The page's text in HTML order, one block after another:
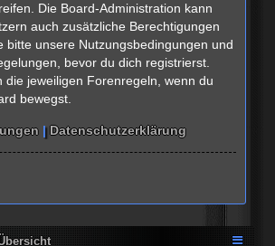
Die Board-Administration kann
auch zusätzliche Berechtigungen
bitte unsere Nutzungsbedingungen und
bevor du dich registrierst.
die jeweiligen Forenregeln, wenn du
bewegst.
|Datenschutzerklärung